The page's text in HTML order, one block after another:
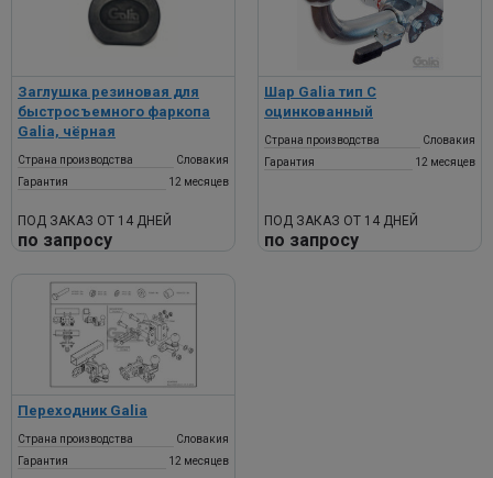
Заглушка резиновая для
быстросъемного фаркопа
Galia, чёрная
Страна производства
Словакия
Гарантия
12 месяцев
ПОД ЗАКАЗ ОТ 14 ДНЕЙ
по запросу
Шар Galia тип C
оцинкованный
Страна производства
Словакия
Гарантия
12 месяцев
ПОД ЗАКАЗ ОТ 14 ДНЕЙ
по запросу
Переходник Galia
Страна производства
Словакия
Гарантия
12 месяцев